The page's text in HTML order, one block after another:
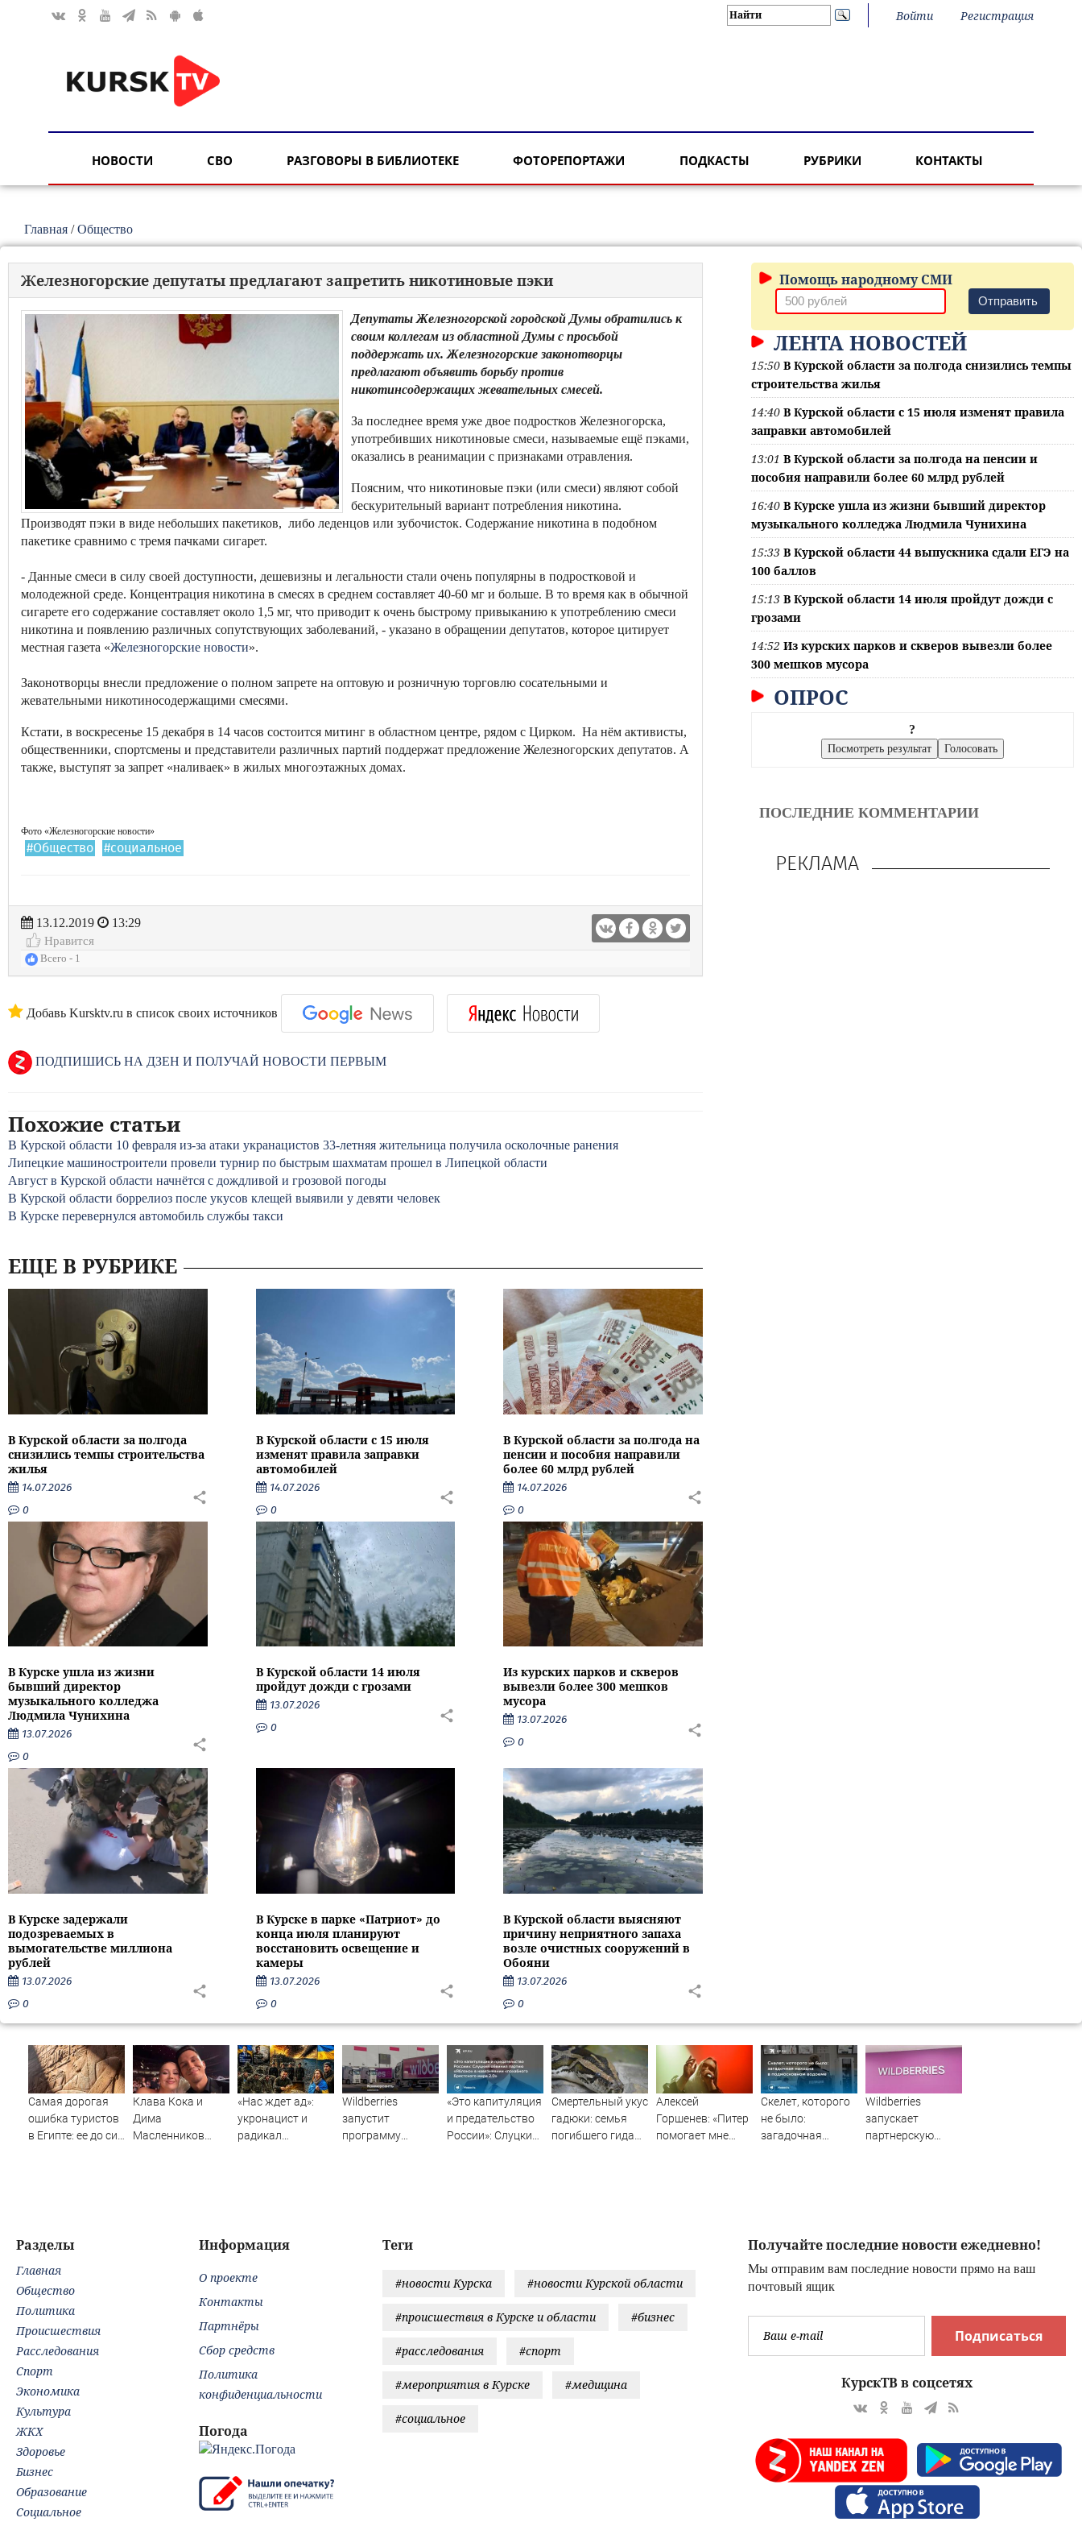
Войти Регистрация
НОВОСТИ СВО РАЗГОВОРЫ В БИБЛИОТЕКЕ ФОТОРЕПОРТАЖИ ПОДКАСТЫ РУБРИКИ КОНТАКТЫ
Главная /Общество
Железногорские депутаты предлагают запретить никотиновые пэки
Депутаты Железногорской городской Думы обратились к
своим коллегам из областной Думы с просьбой
поддержать их. Железногорские законотворцы
предлагают объявить борьбу против
никотинсодержащих жевательных смесей.
За последнее время уже двое подростков Железногорска,
употребивших никотиновые смеси, называемые ещё пэками,
оказались в реанимации с признаками отравления.
Поясним, что никотиновые пэки (или смеси) являют собой
бескурительный вариант потребления никотина.
Производят пэки в виде небольших пакетиков, либо леденцов или зубочисток. Содержание никотина в подобном
пакетике сравнимо с тремя пачками сигарет.
- Данные смеси в силу своей доступности, дешевизны и легальности стали очень популярны в подростковой и
молодежной среде. Концентрация никотина в смесях в среднем составляет 40-60 мг и больше. В то время как в обычной
сигарете его содержание составляет около 1,5 мг, что приводит к очень быстрому привыканию к употреблению смеси
никотина и появлению различных сопутствующих заболеваний, - указано в обращении депутатов, которое цитирует
местная газета «Железногорские новости».
Законотворцы внесли предложение о полном запрете на оптовую и розничную торговлю сосательными и
жевательными никотиносодержащими смесями.
Кстати, в воскресенье 15 декабря в 14 часов состоится митинг в областном центре, рядом с Цирком. На нём активисты,
общественники, спортсмены и представители различных партий поддержат предложение Железногорских депутатов. А
также, выступят за запрет «наливаек» в жилых многоэтажных домах.
Фото «Железногорские новости»
#Общество #социальное
13.12.2019
13:29
Нравится
Всего - 1
Добавь Kursktv.ru в список своих источников
ПОДПИШИСЬ НА ДЗЕН И ПОЛУЧАЙ НОВОСТИ ПЕРВЫМ
Похожие статьи
В Курской области 10 февраля из-за атаки укранацистов 33-летняя жительница получила осколочные ранения
Липецкие машиностроители провели турнир по быстрым шахматам прошел в Липецкой области
Август в Курской области начнётся с дождливой и грозовой погоды
В Курской области боррелиоз после укусов клещей выявили у девяти человек
В Курске перевернулся автомобиль службы такси
ЕЩЕ В РУБРИКЕ
В Курской области за полгода
снизились темпы строительства
жилья
14.07.2026
0
В Курской области с 15 июля
изменят правила заправки
автомобилей
14.07.2026
0
В Курской области за полгода на
пенсии и пособия направили
более 60 млрд рублей
14.07.2026
0
В Курске ушла из жизни
бывший директор
музыкального колледжа
Людмила Чунихина
13.07.2026
0
В Курской области 14 июля
пройдут дожди с грозами
13.07.2026
0
Из курских парков и скверов
вывезли более 300 мешков
мусора
13.07.2026
0
В Курске задержали
подозреваемых в
вымогательстве миллиона
рублей
13.07.2026
0
В Курске в парке «Патриот» до
конца июля планируют
восстановить освещение и
камеры
13.07.2026
0
В Курской области выясняют
причину неприятного запаха
возле очистных сооружений в
Обояни
13.07.2026
0
Помощь народному СМИ
Отправить
ЛЕНТА НОВОСТЕЙ
15:50 В Курской области за полгода снизились темпы
строительства жилья
14:40 В Курской области с 15 июля изменят правила
заправки автомобилей
13:01 В Курской области за полгода на пенсии и
пособия направили более 60 млрд рублей
16:40 В Курске ушла из жизни бывший директор
музыкального колледжа Людмила Чунихина
15:33 В Курской области 44 выпускника сдали ЕГЭ на
100 баллов
15:13 В Курской области 14 июля пройдут дожди с
грозами
14:52 Из курских парков и скверов вывезли более
300 мешков мусора
ОПРОС
?
ПОСЛЕДНИЕ КОММЕНТАРИИ
РЕКЛАМА
Самая дорогая
ошибка туристов
в Египте: ее до сих
Клава Кока и
Дима
Масленников
«Нас ждет ад»:
укронацист и
радикал
Wildberries
запустит
программу
«Это капитуляция
и предательство
России»: Слуцкий
Смертельный укус
гадюки: семья
погибшего гида
Алексей
Горшенев: «Питер
помогает мне
Скелет, которого
не было:
загадочная
Wildberries
запускает
партнерскую
Получайте последние новости ежедневно!
Мы отправим вам последние новости прямо на ваш
почтовый ящик
Подписаться
КурскТВ в соцсетях
Теги
#новости Курска #новости Курской области
#происшествия в Курске и области #бизнес
#расследования #спорт
#мероприятия в Курске #медицина
#социальное
Разделы
Главная
Общество
Политика
Происшествия
Расследования
Спорт
Экономика
Культура
ЖКХ
Здоровье
Бизнес
Образование
Социальное
Информация
О проекте
Контакты
Партнёры
Сбор средств
Политика
конфиденциальности
Погода